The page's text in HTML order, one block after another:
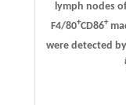
lymph nodes
F4/80+CD86+
were detected